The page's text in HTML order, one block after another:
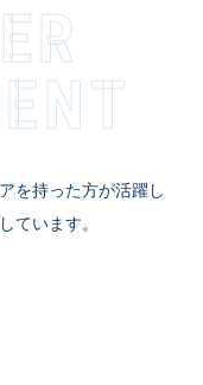
を持った方が活躍し
ています。